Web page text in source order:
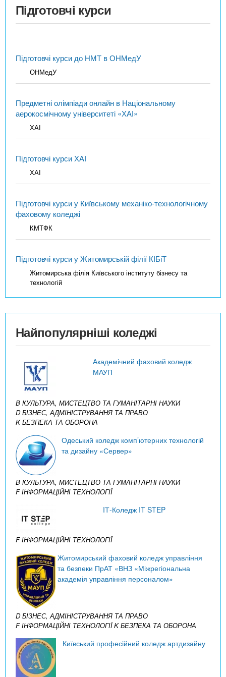
Підготовчі курси
Підготовчі курси до НМТ в ОНМедУ
ОНМедУ
Предметні олімпіади онлайн в Національному
аерокосмічному університеті «ХАІ»
ХАІ
Підготовчі курси ХАІ
ХАІ
Підготовчі курси у Київському механіко-технологічному
фаховому коледжі
КМТФК
Підготовчі курси у Житомирській філії КІБіТ
Житомирська філія Київського інституту бізнесу та
технологій
Найпопулярніші коледжі
Академічний фаховий коледж
МАУП
B КУЛЬТУРА, МИСТЕЦТВО ТА ГУМАНІТАРНІ НАУКИ
D БІЗНЕС, АДМІНІСТРУВАННЯ ТА ПРАВО
K БЕЗПЕКА ТА ОБОРОНА
Одеський коледж комп’ютерних технологій
та дизайну «Сервер»
B КУЛЬТУРА, МИСТЕЦТВО ТА ГУМАНІТАРНІ НАУКИ
F ІНФОРМАЦІЙНІ ТЕХНОЛОГІЇ
IТ-Коледж IT STEP
F ІНФОРМАЦІЙНІ ТЕХНОЛОГІЇ
Житомирський фаховий коледж управління
та безпеки ПрАТ «ВНЗ «Міжрегіональна
академія управління персоналом»
D БІЗНЕС, АДМІНІСТРУВАННЯ ТА ПРАВО
F ІНФОРМАЦІЙНІ ТЕХНОЛОГІЇK БЕЗПЕКА ТА ОБОРОНА
Київський професійний коледж артдизайну